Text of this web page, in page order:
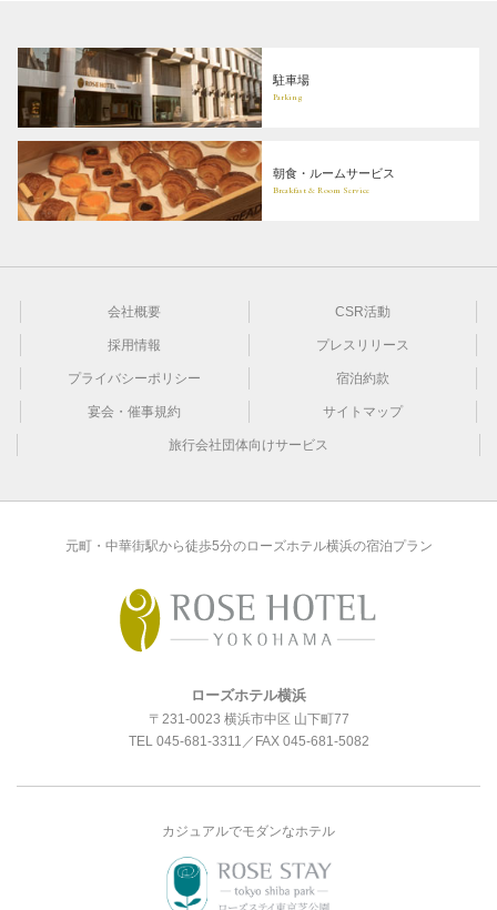
駐車場
Parking
朝食・ルームサービス
Breakfast & Room Service
会社概要 CSR活動
採用情報 プレスリリース
プライバシーポリシー 宿泊約款
宴会・催事規約 サイトマップ
旅行会社団体向けサービス
元町・中華街駅から徒歩5分のローズホテル横浜の宿泊プラン
ローズホテル横浜
〒231-0023 横浜市中区 山下町77
TEL 045-681-3311 ／FAX 045-681-5082
カジュアルでモダンなホテル